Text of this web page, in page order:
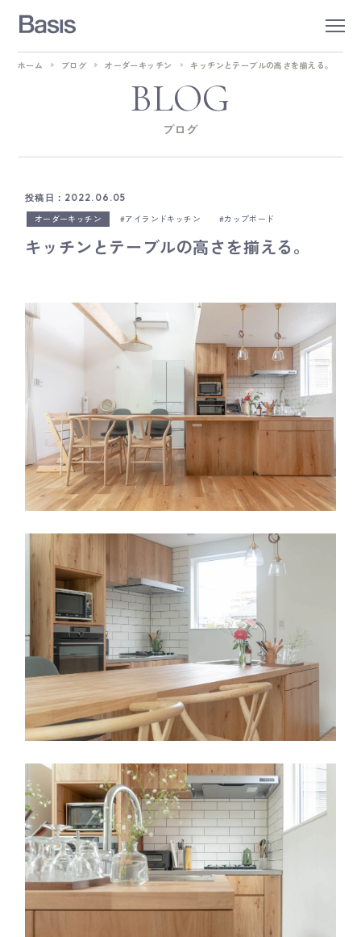
BLOG
ブログ
ホーム ブログ オーダーキッチン キッチンとテーブルの高さを揃える。
投稿日：2022.06.05
オーダーキッチン
アイランドキッチン カップボード
キッチンとテーブルの高さを揃える。